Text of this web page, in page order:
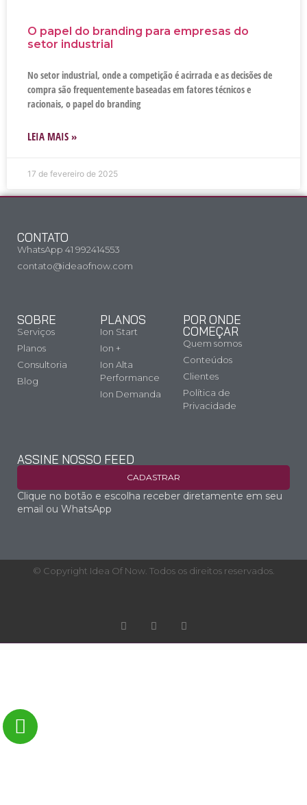
O papel do branding para empresas do
setor industrial
No setor industrial, onde a competição é acirrada e as decisões de
compra são frequentemente baseadas em fatores técnicos e
racionais, o papel do branding
LEIA MAIS »
17 de fevereiro de 2025
CONTATO
WhatsApp 41 992414553
contato@ideaofnow.com
SOBRE
Serviços
Planos
Consultoria
Blog
PLANOS
Ion Start
Ion +
Ion Alta
Performance
Ion Demanda
POR ONDE
COMEÇAR
Quem somos
Conteúdos
Clientes
Política de
Privacidade
ASSINE NOSSO FEED
CADASTRAR
Clique no botão e escolha receber diretamente em seu
email ou WhatsApp
© Copyright Idea Of Now. Todos os direitos reservados.